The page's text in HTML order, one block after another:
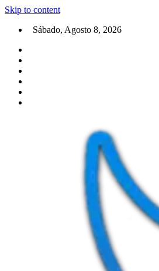
Skip to content
Sábado, Agosto 8, 2026